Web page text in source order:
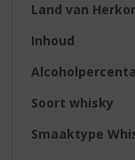
Land van
Inhoud
Soort whisky
Smaaktype